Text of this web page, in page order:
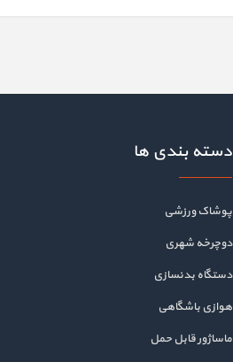
دسته بندی ها
پوشاک ورزشی
دوچرخه شهری
دستگاه بدنسازی
هوازی باشگاهی
ماساژور قابل حمل